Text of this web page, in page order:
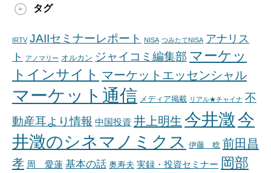
タグ
IRTV JAIIセミナーレポート NISA つみたてNISA アナリス
ト
アノマリー オルカン ジャイコミ編集部 マーケッ
トインサイト マーケットエッセンシャル
マーケット通信 メディア掲載 リアル★チャイナ 不
動産耳より情報 中国投資 井上明生 今井澂今
井澂のシネマノミクス 伊藤 稔 前田昌
孝 周 愛蓮 基本の話 奥寿夫 実録・投資セミナー 岡部